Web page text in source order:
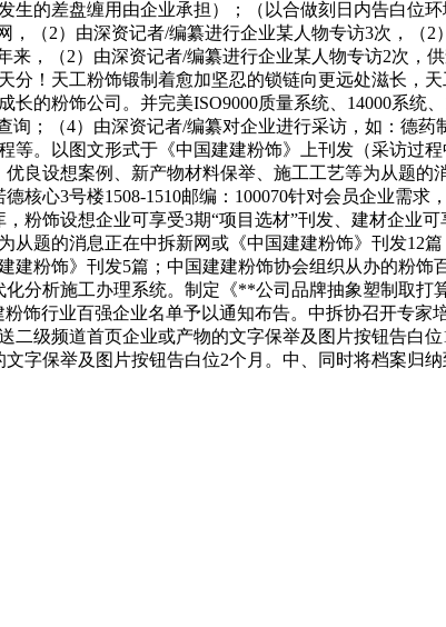
的差盘缠用由企业承担）；（以合做刻日内告白位
（2）由深资记者/编纂进行企业某人物专访3次，（2
，（2）由深资记者/编纂进行企业某人物专访2次，
！天工粉饰锻制着愈加坚忍的锁链向更远处滋长，
的粉饰公司。并完美ISO9000质量系统、14000系统
；（4）由深资记者/编纂对企业进行采访，如：德
。以图文形式于《中国建建粉饰》上刊发（采访过
良设想案例、新产物材料保举、施工工艺等为从题的
心3号楼1508-1510邮编：100070针对会员企业需
饰设想企业可享受3期“项目选材”刊发、建材企业可
题的消息正在中拆新网或《中国建建粉饰》刊发12
粉饰》刊发5篇；中国建建粉饰协会组织从办的粉饰
析施工办理系统。制定《**公司品牌抽象塑制取打
饰行业百强企业名单予以通知布告。中拆协召开专家
级频道首页企业或产物的文字保举及图片按钮告白
字保举及图片按钮告白位2个月。中、同时将档案归